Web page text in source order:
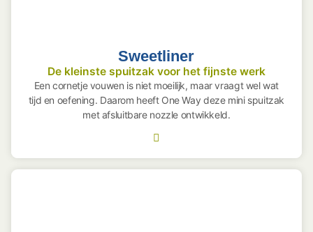
Sweetliner
De kleinste spuitzak voor het fijnste werk
Een cornetje vouwen is niet moeilijk, maar vraagt wel wat
tijd en oefening. Daarom heeft One Way deze mini spuitzak
met afsluitbare nozzle ontwikkeld.